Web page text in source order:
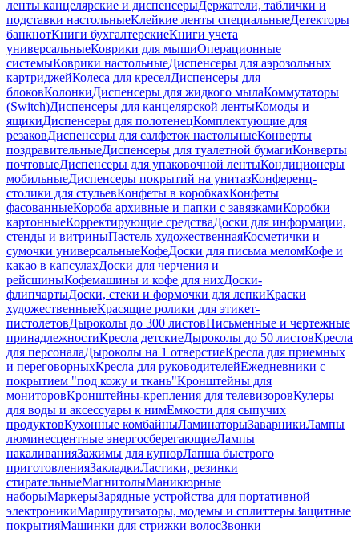
ленты канцелярские и диспенсерыДержатели, таблички и
подставки настольныеКлейкие ленты специальныеДетекторы
банкнотКниги бухгалтерскиеКниги учета
универсальныеКоврики для мышиОперационные
системыКоврики настольныеДиспенсеры для аэрозольных
картриджейКолеса для креселДиспенсеры для
блоковКолонкиДиспенсеры для жидкого мылаКоммутаторы
(Switch)Диспенсеры для канцелярской лентыКомоды и
ящикиДиспенсеры для полотенецКомплектующие для
резаковДиспенсеры для салфеток настольныеКонверты
поздравительныеДиспенсеры для туалетной бумагиКонверты
почтовыеДиспенсеры для упаковочной лентыКондиционеры
мобильныеДиспенсеры покрытий на унитазКонференц-
столики для стульевКонфеты в коробкахКонфеты
фасованныеКороба архивные и папки с завязкамиКоробки
картонныеКорректирующие средстваДоски для информации,
стенды и витриныПастель художественнаяКосметички и
сумочки универсальныеКофеДоски для письма меломКофе и
какао в капсулахДоски для черчения и
рейсшиныКофемашины и кофе для нихДоски-
флипчартыДоски, стеки и формочки для лепкиКраски
художественныеКрасящие ролики для этикет-
пистолетовДыроколы до 300 листовПисьменные и чертежные
принадлежностиКресла детскиеДыроколы до 50 листовКресла
для персоналаДыроколы на 1 отверстиеКресла для приемных
и переговорныхКресла для руководителейЕжедневники с
покрытием "под кожу и ткань"Кронштейны для
мониторовКронштейны-крепления для телевизоровКулеры
для воды и аксессуары к нимЕмкости для сыпучих
продуктовКухонные комбайныЛаминаторыЗаварникиЛампы
люминесцентные энергосберегающиеЛампы
накаливанияЗажимы для купюрЛапша быстрого
приготовленияЗакладкиЛастики, резинки
стирательныеМагнитолыМаникюрные
наборыМаркерыЗарядные устройства для портативной
электроникиМаршрутизаторы, модемы и сплиттерыЗащитные
покрытияМашинки для стрижки волосЗвонки